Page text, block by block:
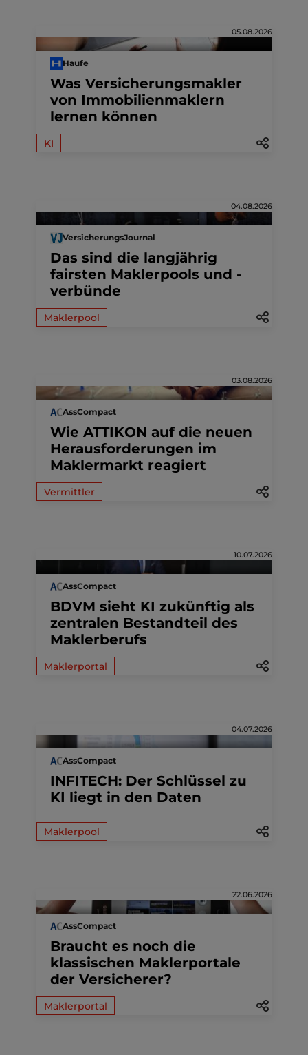
05.08.2026
Haufe
Was Versicherungsmakler
von Immobilienmaklern
lernen können
KI
04.08.2026
VersicherungsJournal
Das sind die langjährig
fairsten Maklerpools und -
verbünde
Maklerpool
03.08.2026
AssCompact
Wie ATTIKON auf die neuen
Herausforderungen im
Maklermarkt reagiert
Vermittler
10.07.2026
AssCompact
BDVM sieht KI zukünftig als
zentralen Bestandteil des
Maklerberufs
Maklerportal
04.07.2026
AssCompact
INFITECH: Der Schlüssel zu
KI liegt in den Daten
Maklerpool
22.06.2026
AssCompact
Braucht es noch die
klassischen Maklerportale
der Versicherer?
Maklerportal